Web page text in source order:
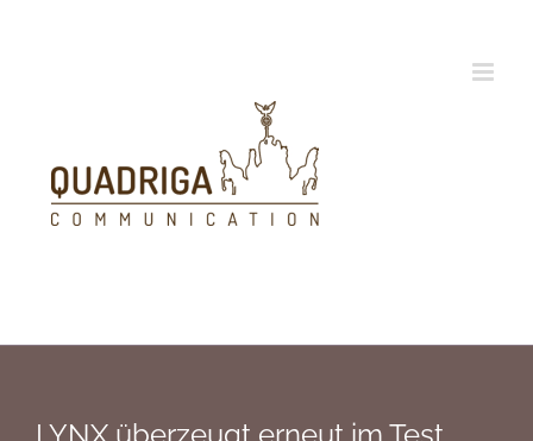
LYNX überzeugt erneut im Test